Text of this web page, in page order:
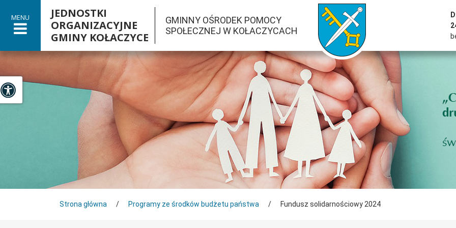
MENU
JEDNOSTKI
ORGANIZACYJNE
GMINY KOŁACZYCE
GMINNY OŚRODEK POMOCY
SPOŁECZNEJ W KOŁACZYCACH
przejść do strony głównej serwisu
Tutaj jesteś
Strona główna / Programy ze środków budżetu państwa / Fundusz solidarnościowy 2024

Panel dostosowania ułatwień dostępu